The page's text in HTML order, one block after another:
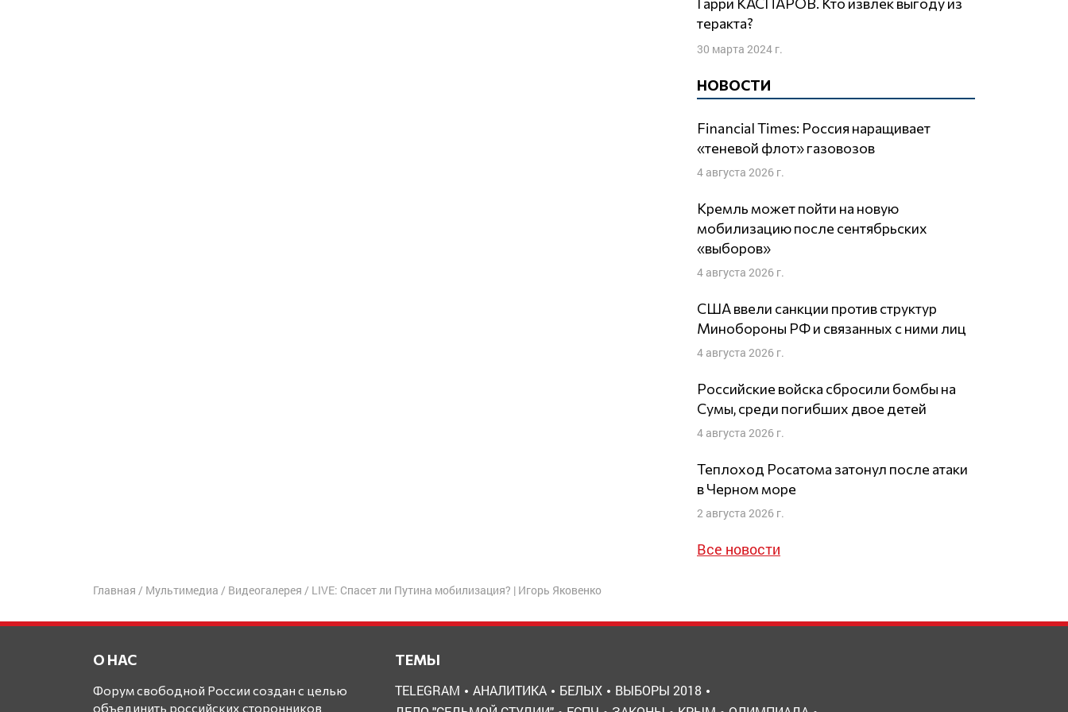
теракта?
30 марта 2024 г.
НОВОСТИ
Financial Times: Россия наращивает
«теневой флот» газовозов
4 августа 2026 г.
Кремль может пойти на новую
мобилизацию после сентябрьских
«выборов»
4 августа 2026 г.
США ввели санкции против структур
Минобороны РФ и связанных с ними лиц
4 августа 2026 г.
Российские войска сбросили бомбы на
Сумы, среди погибших двое детей
4 августа 2026 г.
Теплоход Росатома затонул после атаки
в Черном море
2 августа 2026 г.
Все новости
Главная / Мультимедиа / Видеогалерея / LIVE: Спасет ли Путина мобилизация? | Игорь Яковенко
О НАС
Форум свободной России создан с целью
объединить российских сторонников
ТЕМЫ
TELEGRAM АНАЛИТИКА БЕЛЫХ
ВЫБОРЫ 2018